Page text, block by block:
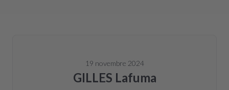
19 novembre 2024
GILLES Lafuma